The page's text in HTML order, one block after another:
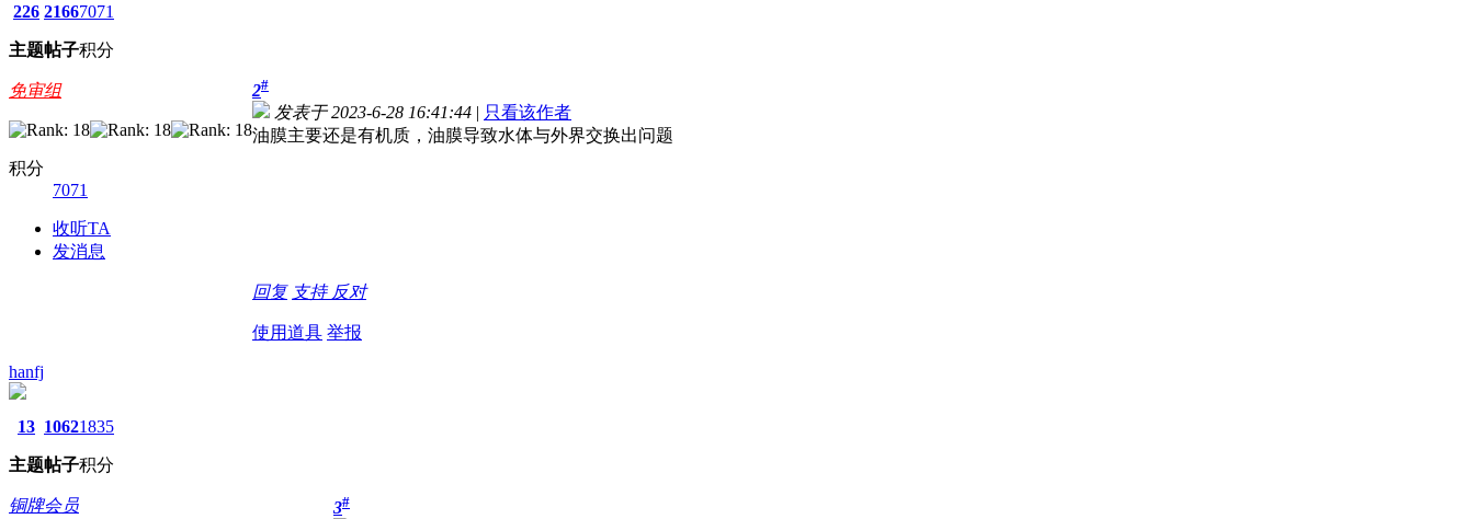
226
主题
2166
帖子
7071
积分
免审组
积分
7071
收听TA
发消息
2#
发表于 2023-6-28 16:41:44 | 只看该作者
油膜主要还是有机质，油膜导致水体与外界交换出问题
回复 支持 反对
使用道具 举报
hanfj
13
主题
1062
帖子
1835
积分
铜牌会员 3#